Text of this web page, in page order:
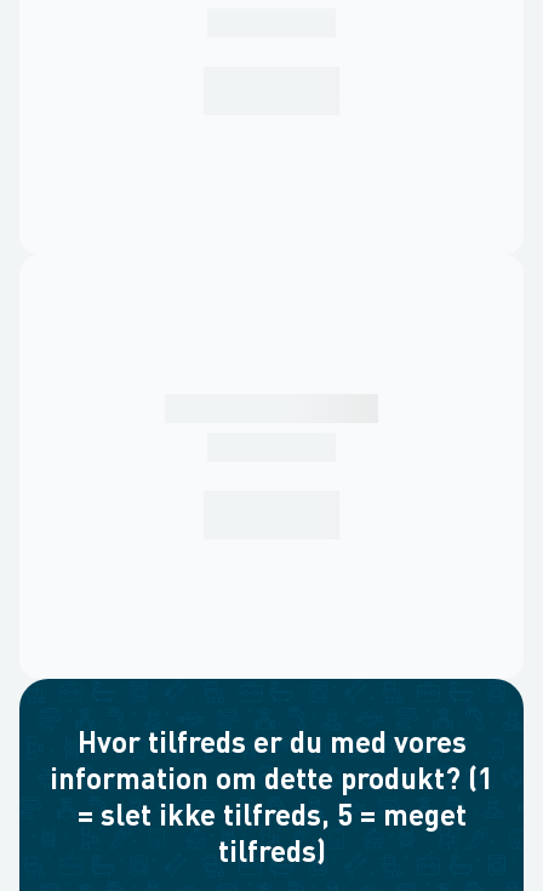
Hvor tilfreds er du med vores
information om dette produkt? (1
= slet ikke tilfreds, 5 = meget
tilfreds)